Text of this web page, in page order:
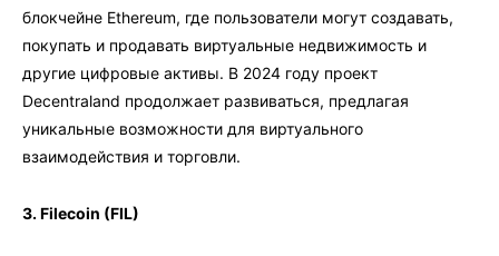
блокчейне Ethereum, где пользователи могут создавать,
покупать и продавать виртуальные недвижимость и
другие цифровые активы. В 2024 году проект
Decentraland продолжает развиваться, предлагая
уникальные возможности для виртуального
взаимодействия и торговли.
3. Filecoin (FIL)